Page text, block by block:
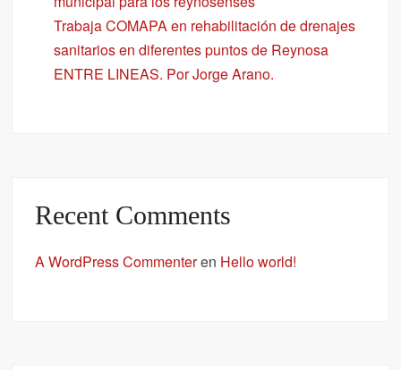
Trabaja COMAPA en rehabilitación de drenajes
sanitarios en diferentes puntos de Reynosa
ENTRE LINEAS. Por Jorge Arano.
Recent Comments
A WordPress Commenteren Hello world!